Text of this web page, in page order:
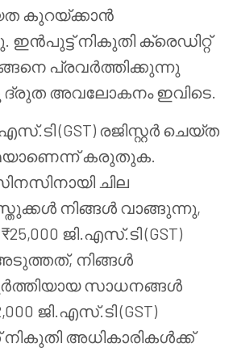
കുറയ്ക്കാൻ
നികുതി ക്രെഡിറ്റ്
പ്രവർത്തിക്കുന്നു
ദ്രുത അവലോകനം ഇവിടെ.
(GST) രജിസ്റ്റർ ചെയ്ത
കരുതുക.
ചില
നിങ്ങൾ വാങ്ങുന്നു,
ജി.എസ്.ടി (GST)
നിങ്ങൾ
സാധനങ്ങൾ
ജി.എസ്.ടി (GST)
അധികാരികൾക്ക്